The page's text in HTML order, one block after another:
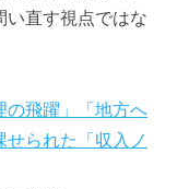
い直す視点ではな
の飛躍」「地方へ
られた「収入ノ